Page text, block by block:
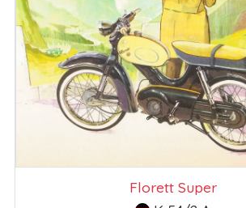
Florett Super